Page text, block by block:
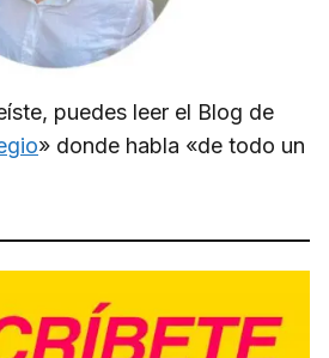
puedes leer el Blog de
» donde habla «de todo un